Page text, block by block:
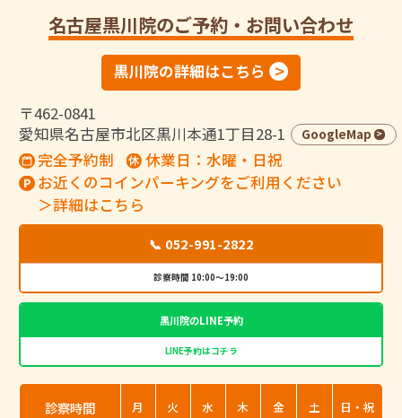
名古屋黒川院のご予約・お問い合わせ
黒川院の詳細はこちら
〒462-0841
愛知県名古屋市北区黒川本通1丁目28-1
GoogleMap
完全予約制
休業日：水曜・日祝
お近くのコインパーキングをご利用ください
＞詳細はこちら
📞 052-991-2822
診察時間 10:00～19:00
黒川院のLINE予約
LINE予約はコチラ
診察時間 月 火 水 木 金 土 日・祝